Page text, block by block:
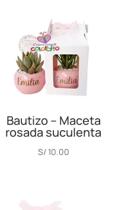
Bautizo – Maceta
rosada suculenta
S/10.00